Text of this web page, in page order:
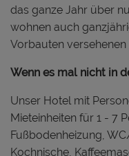
das ganze Jahr über
wohnen auch
Vorbauten versehenen
Wenn es mal nicht in
Unser Hotel mit
Mieteinheiten für 1 - 7
Fußbodenheizung,
Kochnische,